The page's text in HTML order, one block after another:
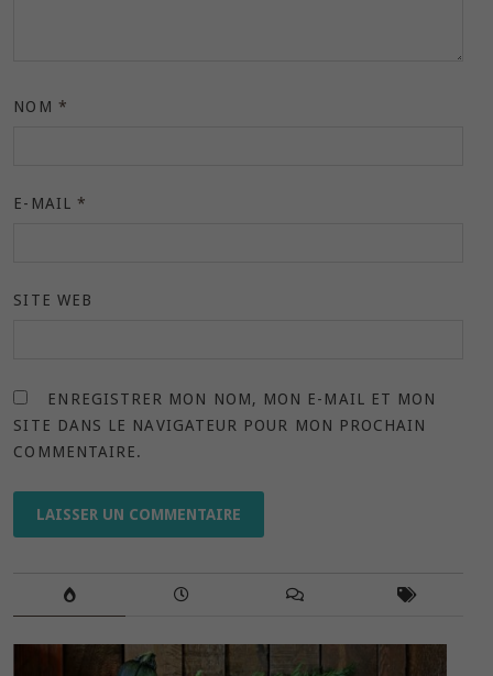
NOM *
E-MAIL *
SITE WEB
ENREGISTRER MON NOM, MON E-MAIL ET MON
SITE DANS LE NAVIGATEUR POUR MON PROCHAIN
COMMENTAIRE.